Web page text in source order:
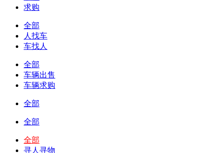
求购
全部
人找车
车找人
全部
车辆出售
车辆求购
全部
全部
全部
寻人寻物